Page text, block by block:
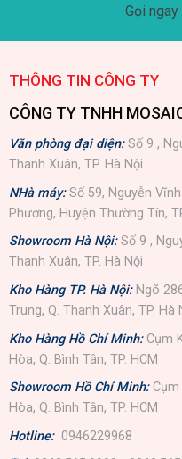
Gọi ngay
THÔNG TIN CÔNG TY
CÔNG TY TNHH
Văn phòng đại diện:Số 9 ,
Thanh Xuân, TP. Hà Nội
NHà máy: Số 59, Nguyễn
Phương, Huyện Thường Tín,
Showroom Hà Nội: Số 9 ,
Thanh Xuân, TP. Hà Nội
Kho Hàng TP. Hà Nội: Ngõ
Trung, Q. Thanh Xuân, TP. Hà
Kho Hàng Hồ Chí Minh: Cụm
Hòa, Q. Bình Tân, TP. HCM
Showroom Hồ Chí Minh: Cụm
Hòa, Q. Bình Tân, TP. HCM
Hotline: 0946229968